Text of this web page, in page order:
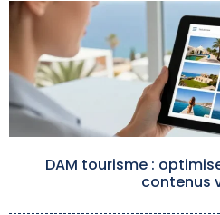
DAM tourisme :
contenus